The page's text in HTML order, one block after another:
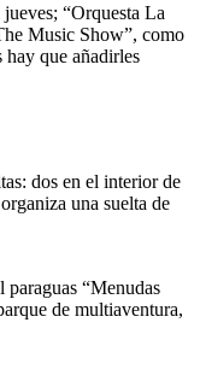
“Orquesta La
Music Show”, como
hay que añadirles
dos en el interior de
una suelta de
paraguas “Menudas
de multiaventura,